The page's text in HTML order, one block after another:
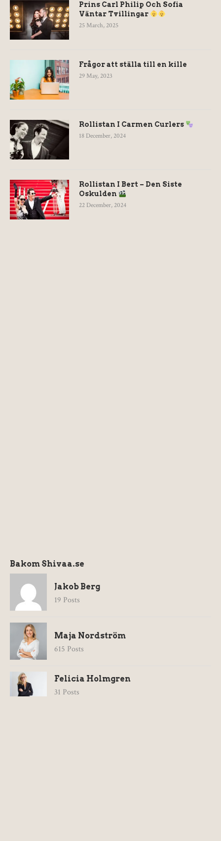
Prins Carl Philip Och Sofia
Väntar Tvillingar
25 March, 2025
Frågor att ställa till en kille
29 May, 2023
Rollistan I Carmen Curlers
18 December, 2024
Rollistan I Bert – Den Siste
Oskulden
22 December, 2024
Bakom Shivaa.se
Jakob Berg
19 Posts
Maja Nordström
615 Posts
Felicia Holmgren
31 Posts